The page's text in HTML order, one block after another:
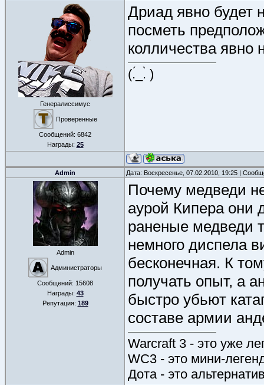
Генералиссимус
Проверенные
Сообщений: 6842
Награды: 25
Дриад явно будет
посметь
колличества явно
(.́_.̀ )
Admin Дата: Воскресенье, 07.02.2010, 19:25 |
Admin
Администраторы
Сообщений: 15608
Награды: 43
Репутация: 189
Почему медведи
аурой Кипера они
раненые медведи
немного диспела
бесконечная. К
получать опыт, а
быстро убьют
составе армии
Warcraft 3 - это уже
WC3 - это мини-
Дота - это